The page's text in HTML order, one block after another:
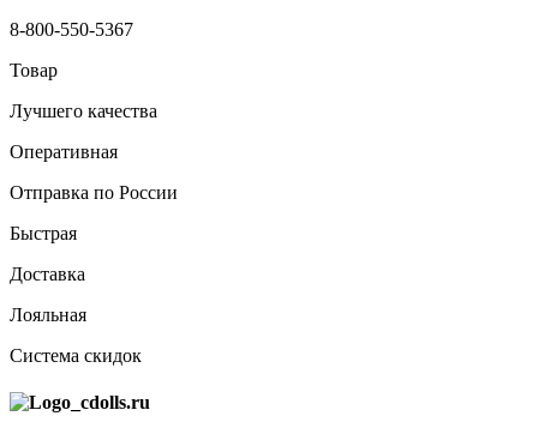
8-800-550-5367
Товар
Лучшего качества
Оперативная
Отправка по России
Быстрая
Доставка
Лояльная
Система скидок